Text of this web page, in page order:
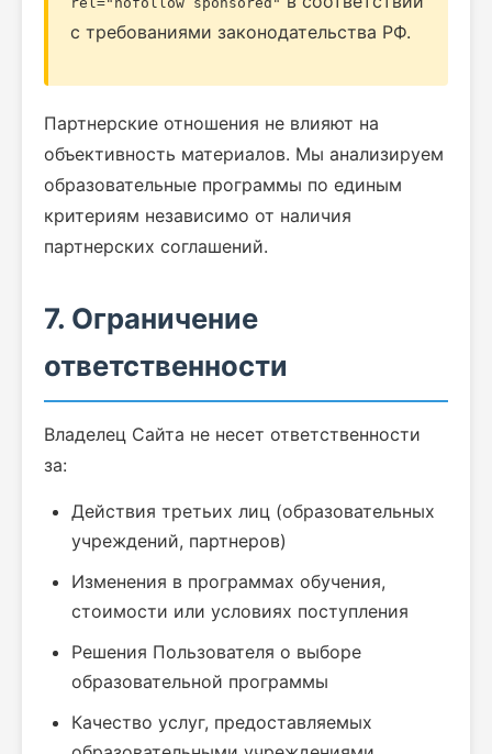
с требованиями законодательства РФ.
Партнерские отношения не влияют на
объективность материалов. Мы анализируем
образовательные программы по единым
критериям независимо от наличия
партнерских соглашений.
7. Ограничение
ответственности
Владелец Сайта не несет ответственности
за:
Действия третьих лиц (образовательных
учреждений, партнеров)
Изменения в программах обучения,
стоимости или условиях поступления
Решения Пользователя о выборе
образовательной программы
Качество услуг, предоставляемых